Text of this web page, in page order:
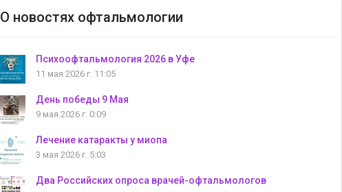
О новостях офтальмологии
Психоофтальмология 2026 в Уфе
11 мая 2026 г. 11:05
День победы 9 Мая
9 мая 2026 г. 0:09
Лечение катаракты у миопа
3 мая 2026 г. 5:03
Два Российских опроса врачей-офтальмологов